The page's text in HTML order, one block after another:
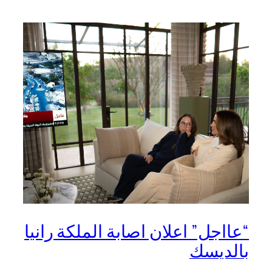
“عااجل” اعلان اصابة الملكة رانيا
بالديسك